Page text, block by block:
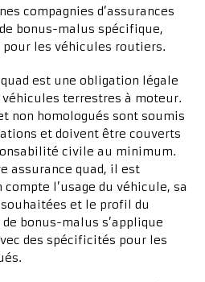
compagnies d’assurances
bonus-malus spécifique,
les véhicules routiers.
est une obligation légale
terrestres à moteur.
non homologués sont soumis
et doivent être couverts
civile au minimum.
assurance quad, il est
l’usage du véhicule, sa
et le profil du
bonus-malus s’applique
des spécificités pour les